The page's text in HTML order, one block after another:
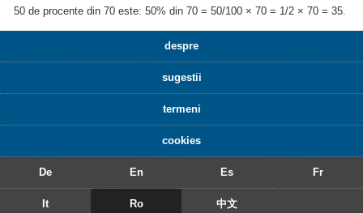
50 de procente din 70 este: 50% din 70 = 50/100 × 70 = 1/2 × 70 = 35.
despre
sugestii
termeni
cookies
De En Es Fr
It Ro 中文